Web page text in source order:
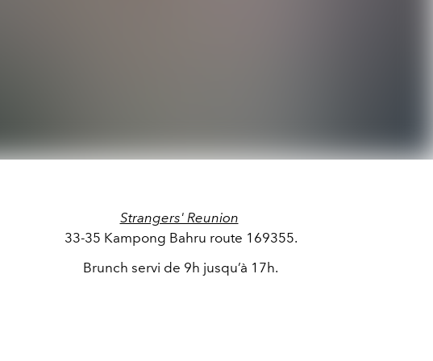
Strangers' Reunion
33-35 Kampong Bahru route 169355.
Brunch servi de 9h jusqu’à 17h.